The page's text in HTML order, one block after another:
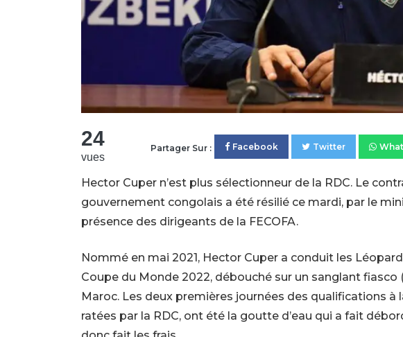
24
vues
Partager Sur : Facebook Twitter
Hector Cuper n’est plus sélectionneur de la RDC. Le
gouvernement congolais a été résilié ce mardi, par le
présence des dirigeants de la FECOFA.
Nommé en mai 2021, Hector Cuper a conduit les
Coupe du Monde 2022, débouché sur un sanglant fiasco
Maroc. Les deux premières journées des qualifications
ratées par la RDC, ont été la goutte d’eau qui a fait